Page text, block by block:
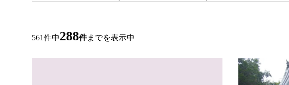
561件中288件までを表示中